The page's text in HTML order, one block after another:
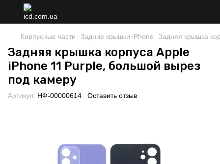
Корпусные части Задние крышки iPhone Задняя крышка
Задняя крышка корпуса Apple
iPhone 11 Purple, большой вырез
под камеру
Артикул: НФ-00000614 Оставить отзыв